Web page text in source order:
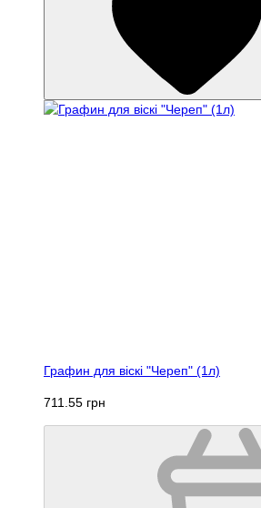
Графин для віскі "Череп" (1л)
711.55 грн